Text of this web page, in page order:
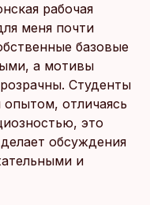
рабочая
меня почти
базовые
а мотивы
Студенты
отличаясь
это
обсуждения
и